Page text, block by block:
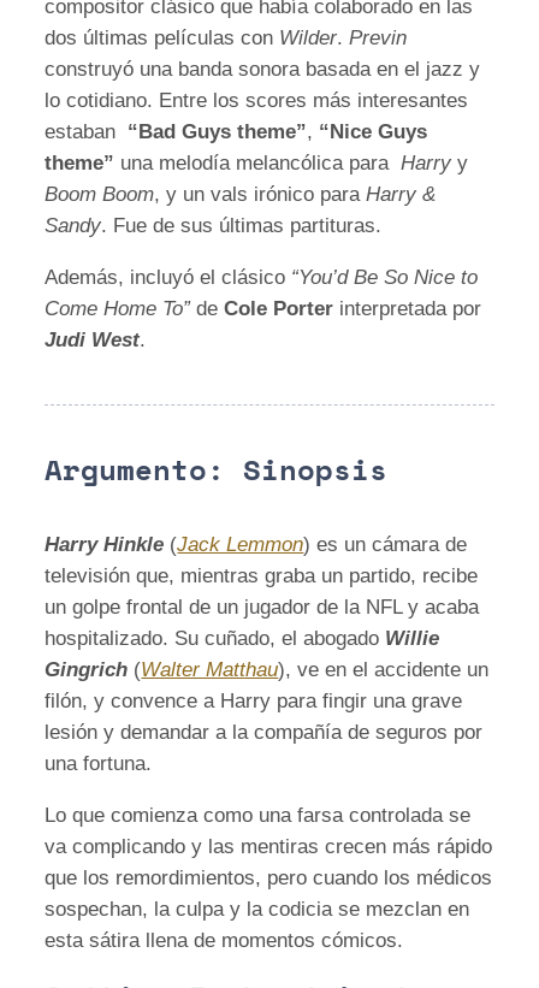
compositor clásico que había colaborado en las
dos últimas películas con Wilder.Previn
construyó una banda sonora basada en el jazz y
lo cotidiano. Entre los scores más interesantes
estaban “Bad Guys theme”, “Nice Guys
theme” una melodía melancólica paraHarry y
Boom Boom, y un vals irónico paraHarry &
Sandy. Fue de sus últimas partituras.
Además, incluyó el clásico “You’d Be So Nice to
Come Home To”deCole Porter interpretada por
Judi West.
Argumento: Sinopsis
Harry Hinkle (Jack Lemmon) es un cámara de
televisión que, mientras graba un partido, recibe
un golpe frontal de un jugador de la NFL y acaba
hospitalizado. Su cuñado, el abogado Willie
Gingrich (Walter Matthau), ve en el accidente un
filón, y convence a Harry para fingir una grave
lesión y demandar a la compañía de seguros por
una fortuna.
Lo que comienza como una farsa controlada se
va complicando y las mentiras crecen más rápido
que los remordimientos, pero cuando los médicos
sospechan, la culpa y la codicia se mezclan en
esta sátira llena de momentos cómicos.